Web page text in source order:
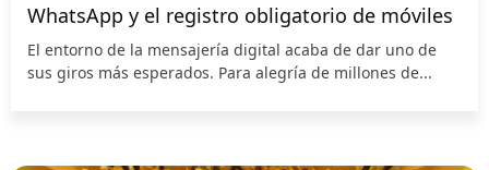
WhatsApp y el registro obligatorio de móviles
El entorno de la mensajería digital acaba de dar uno de
sus giros más esperados. Para alegría de millones de...